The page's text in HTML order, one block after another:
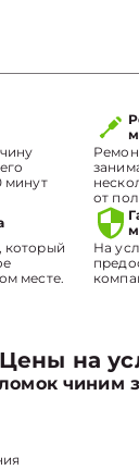
минут
от
который
месте.
На
Цены на
чиним